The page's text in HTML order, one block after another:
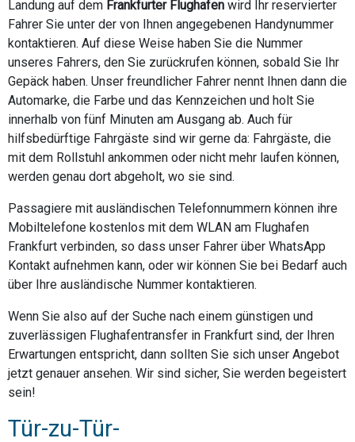
Landung auf dem Frankfurter Flughafen wird Ihr reservierter
Fahrer Sie unter der von Ihnen angegebenen Handynummer
kontaktieren. Auf diese Weise haben Sie die Nummer
unseres Fahrers, den Sie zurückrufen können, sobald Sie Ihr
Gepäck haben. Unser freundlicher Fahrer nennt Ihnen dann die
Automarke, die Farbe und das Kennzeichen und holt Sie
innerhalb von fünf Minuten am Ausgang ab. Auch für
hilfsbedürftige Fahrgäste sind wir gerne da: Fahrgäste, die
mit dem Rollstuhl ankommen oder nicht mehr laufen können,
werden genau dort abgeholt, wo sie sind.
Passagiere mit ausländischen Telefonnummern können ihre
Mobiltelefone kostenlos mit dem WLAN am Flughafen
Frankfurt verbinden, so dass unser Fahrer über WhatsApp
Kontakt aufnehmen kann, oder wir können Sie bei Bedarf auch
über Ihre ausländische Nummer kontaktieren.
Wenn Sie also auf der Suche nach einem günstigen und
zuverlässigen Flughafentransfer in Frankfurt sind, der Ihren
Erwartungen entspricht, dann sollten Sie sich unser Angebot
jetzt genauer ansehen. Wir sind sicher, Sie werden begeistert
sein!
Tür-zu-Tür-